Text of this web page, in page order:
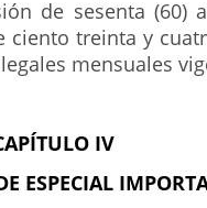
de sesenta (60)
ciento treinta y
mensuales
IV
ESPECIAL